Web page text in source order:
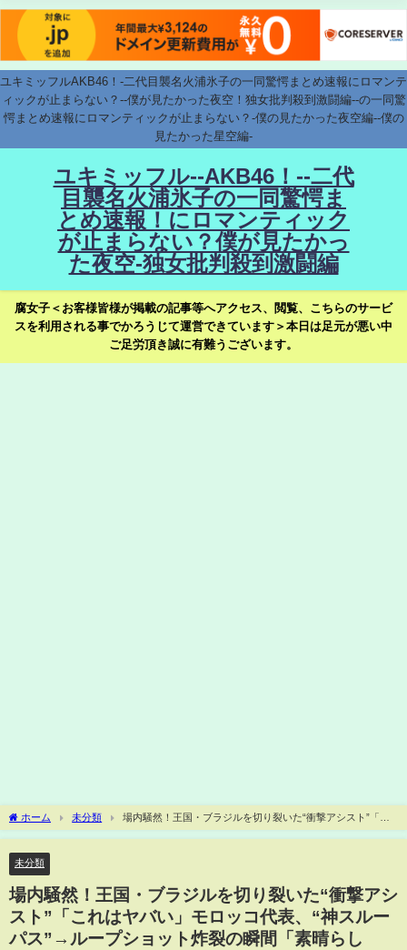
ユキミッフルAKB46！-二代目襲名火浦氷子の一同驚愕まとめ速報にロマンテ
ィックが止まらない？--僕が見たかった夜空！独女批判殺到激闘編--の一同驚
愕まとめ速報にロマンティックが止まらない？-僕の見たかった夜空編--僕の
見たかった星空編-
ユキミッフル--AKB46！--二代
目襲名火浦氷子の一同驚愕ま
とめ速報！にロマンティック
が止まらない？僕が見たかっ
た夜空-独女批判殺到激闘編
腐女子＜お客様皆様が掲載の記事等へアクセス、閲覧、こちらのサービ
スを利用される事でかろうじて運営できています＞本日は足元が悪い中
ご足労頂き誠に有難うございます。
ホーム 未分類
場内騒然！王国・ブラジルを切り裂いた“衝撃アシスト”「こ
れはヤバい」モロッコ代表、“神スルーパス”→ループショット炸裂の瞬間「素晴らし
未分類
場内騒然！王国・ブラジルを切り裂いた“衝撃アシ
スト”「これはヤバい」モロッコ代表、“神スルー
パス”→ループショット炸裂の瞬間「素晴らし